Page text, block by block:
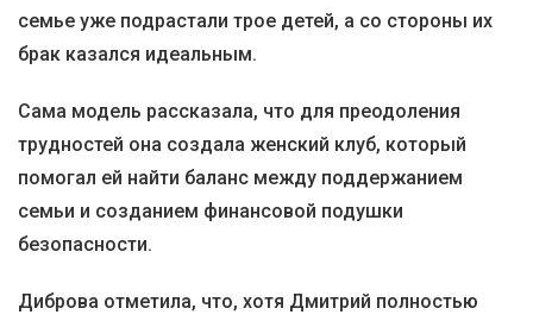
семье уже подрастали трое детей, а со стороны их
брак казался идеальным.
Сама модель рассказала, что для преодоления
трудностей она создала женский клуб, который
помогал ей найти баланс между поддержанием
семьи и созданием финансовой подушки
безопасности.
Диброва отметила, что, хотя Дмитрий полностью